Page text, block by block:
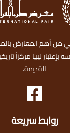
من أهم المعارض
ليبيا مركزاً
القديمة.
روابط سريعة